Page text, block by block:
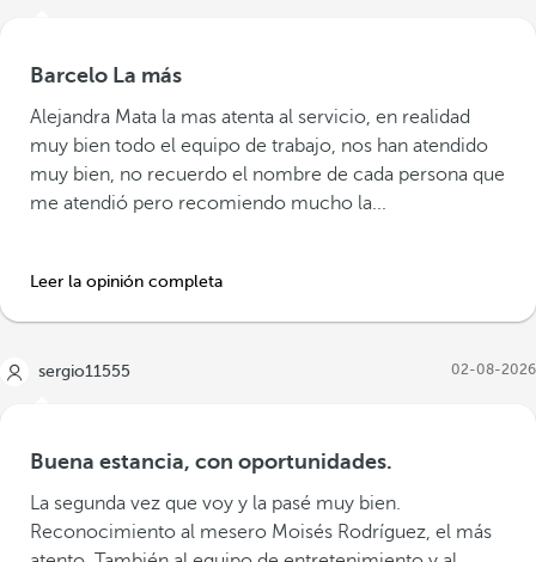
Barcelo La más
Alejandra Mata la mas atenta al servicio, en realidad
muy bien todo el equipo de trabajo, nos han atendido
muy bien, no recuerdo el nombre de cada persona que
me atendió pero recomiendo mucho la...
Leer la opinión completa
sergio11555 02-08-2026
Buena estancia, con oportunidades.
La segunda vez que voy y la pasé muy bien.
Reconocimiento al mesero Moisés Rodríguez, el más